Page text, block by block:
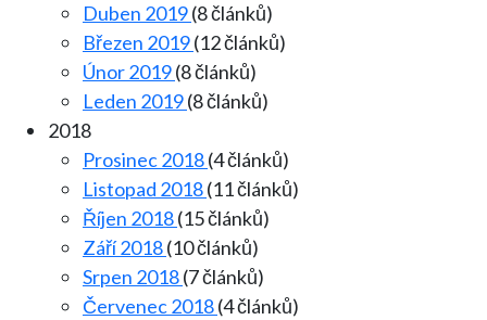
Duben 2019(8 článků)
Březen 2019(12 článků)
Únor 2019(8 článků)
Leden 2019(8 článků)
2018
Prosinec 2018(4 článků)
Listopad 2018(11 článků)
Říjen 2018(15 článků)
Září 2018(10 článků)
Srpen 2018(7 článků)
Červenec 2018(4 článků)